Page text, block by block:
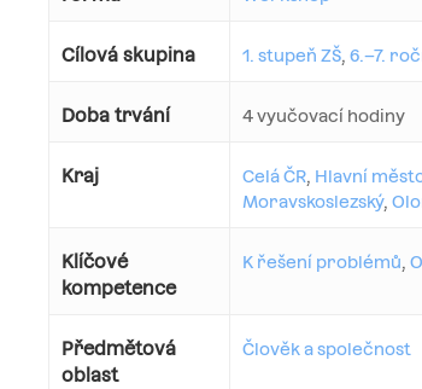
Cílová skupina 1. stupeň ZŠ, 6.–7.
Doba trvání 4 vyučovací hodiny
Kraj Celá ČR, Hlavní
Moravskoslezský,
Klíčové
kompetence
K řešení problémů,
Předmětová
oblast
Člověk a společnost